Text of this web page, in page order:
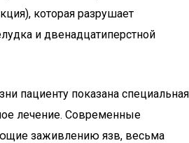
которая разрушает
и двенадцатиперстной
пациенту показана специальная
лечение. Современные
заживлению язв, весьма